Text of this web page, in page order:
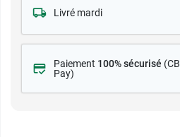
Livré mardi
Paiement 100% sécurisé (CB
Pay)